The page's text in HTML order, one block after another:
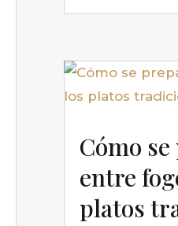
Cómo
entre
platos